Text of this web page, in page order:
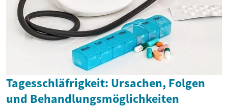
Tagesschläfrigkeit: Ursachen, Folgen
und Behandlungsmöglichkeiten